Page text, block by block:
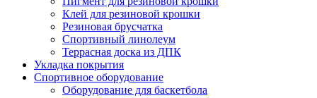
Клей для резиновой крошки
Резиновая брусчатка
Спортивный линолеум
Террасная доска из ДПК
Укладка покрытия
Спортивное оборудование
Оборудование для баскетбола